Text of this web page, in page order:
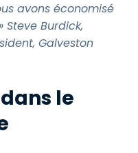
avons économisé
Steve Burdick,
Galveston
le